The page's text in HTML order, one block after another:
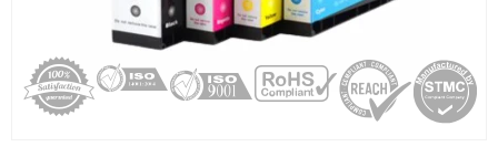
Recibe nuestras promociones y ofertas suscribiéndote a nuestro
boletin de noticias
Ventajas para miembros